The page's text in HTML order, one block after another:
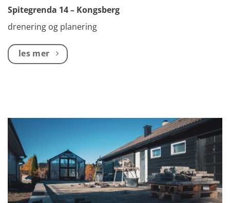
Spitegrenda 14 – Kongsberg
drenering og planering
les mer